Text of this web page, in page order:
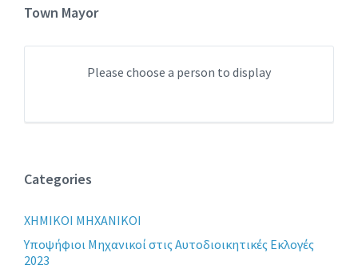
Town Mayor
Please choose a person to display
Categories
XHMIKOI MHXANIKOI
Yποψήφιοι Μηχανικοί στις Αυτοδιοικητικές Εκλογές
2023